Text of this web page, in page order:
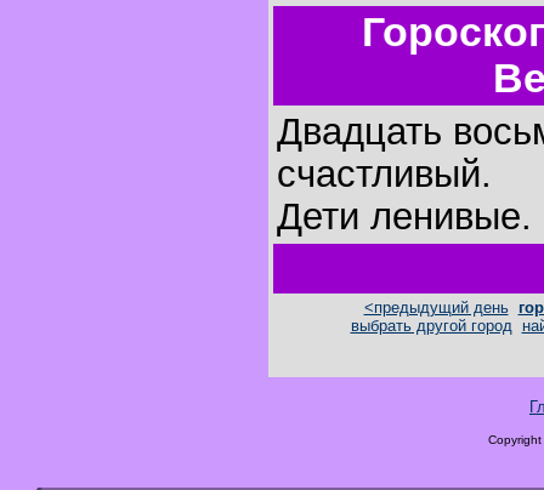
Двадцать
счастливый.
Дети ленивые.
<предыдущий день
выбрать другой город